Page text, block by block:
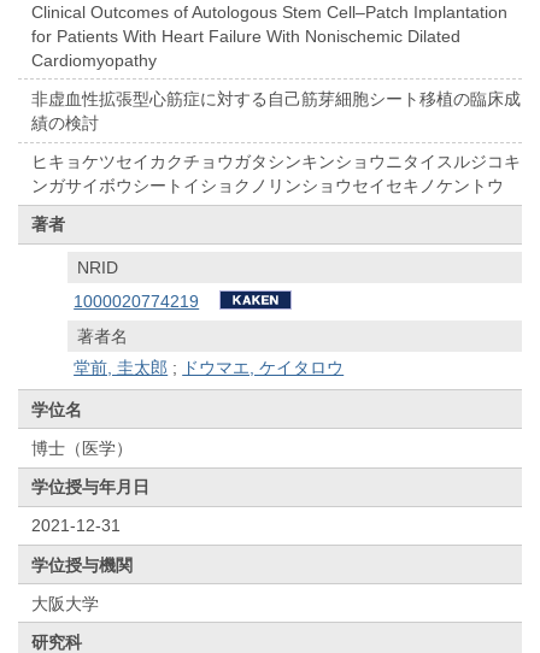
Clinical Outcomes of Autologous Stem Cell–Patch Implantation
for Patients With Heart Failure With Nonischemic Dilated
Cardiomyopathy
非虚血性拡張型心筋症に対する自己筋芽細胞シート移植の臨床成
績の検討
ヒキョケツセイカクチョウガタシンキンショウニタイスルジコキ
ンガサイボウシートイショクノリンショウセイセキノケントウ
著者
NRID
1000020774219
著者名
堂前, 圭太郎 ; ドウマエ, ケイタロウ
学位名
博士（医学）
学位授与年月日
2021-12-31
学位授与機関
大阪大学
研究科